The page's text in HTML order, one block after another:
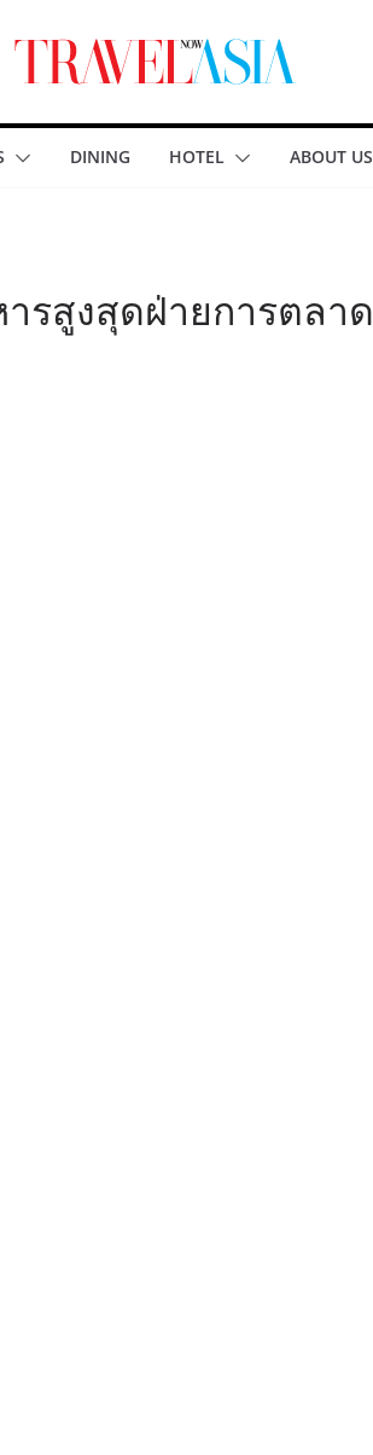
DINING HOTEL ABOUT US
รสูงสุดฝ่ายการตลาด